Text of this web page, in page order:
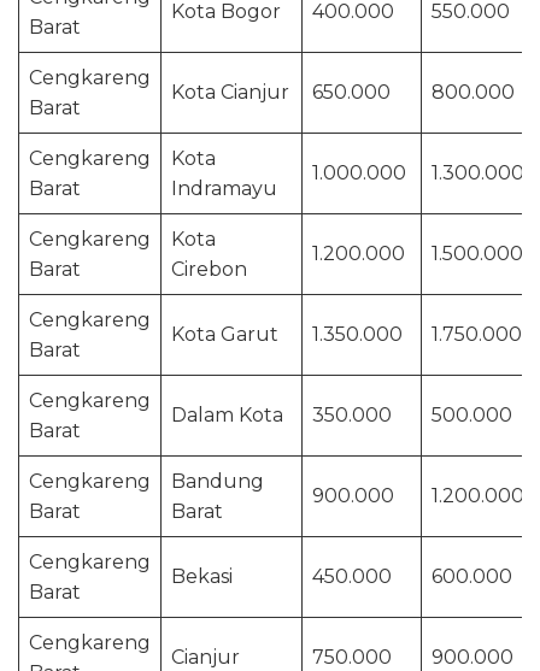
Barat
Kota Bogor 400.000 550.000
Cengkareng
Barat
Kota Cianjur 650.000 800.000
Cengkareng
Barat
Kota
Indramayu
1.000.000 1.300.000
Cengkareng
Barat
Kota
Cirebon
1.200.000 1.500.000
Cengkareng
Barat
Kota Garut 1.350.000 1.750.000
Cengkareng
Barat
Dalam Kota 350.000 500.000
Cengkareng
Barat
Bandung
Barat
900.000 1.200.000
Cengkareng
Barat
Bekasi 450.000 600.000
Cengkareng
Cianjur 750.000 900.000